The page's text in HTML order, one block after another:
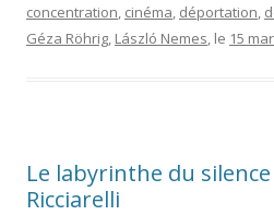
concentration, cinéma, déportation,
Géza Röhrig, László Nemes, le 15
Le labyrinthe du
Ricciarelli